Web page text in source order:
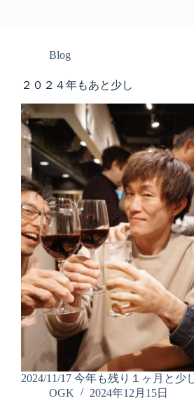
Blog
２０２４年もあと少し
2024/11/17 今年も残り１ヶ月と少
OGK
2024年12月15日